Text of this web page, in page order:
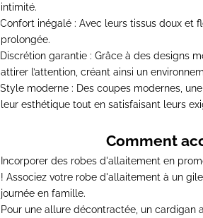
intimité.
Confort inégalé : Avec leurs tissus doux et
prolongée.
Discrétion garantie : Grâce à des designs
attirer l’attention, créant ainsi un
Style moderne : Des coupes modernes,
leur esthétique tout en satisfaisant leurs
Comment
Incorporer des robes d'allaitement en
! Associez votre robe d'allaitement à un
journée en famille.
Pour une allure décontractée, un cardigan